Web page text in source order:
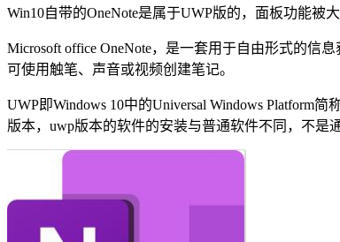
Win10自带的OneNote是属于UWP版的，面板功能
Microsoft office OneNote，是一套用于自由形式的信
可使用触笔、声音或视频创建笔记。
UWP即Windows 10中的Universal Windows Platform
版本，uwp版本的软件的安装与普通软件不同，不是